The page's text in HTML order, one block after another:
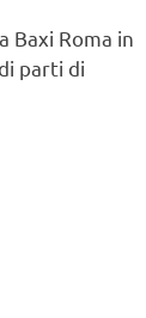
Baxi Roma in
parti di